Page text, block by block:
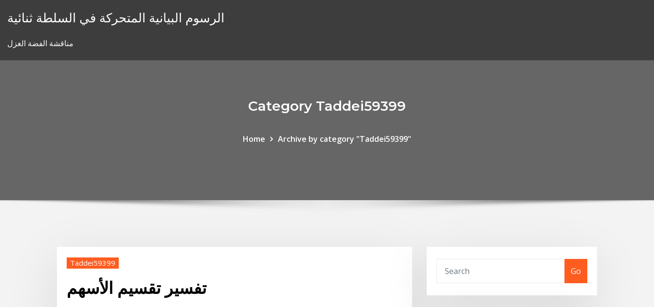
الرسوم البيانية المتحركة في السلطة ثنائية
مناقشة الفضة الغزل
Category Taddei59399
Home Archive by category "Taddei59399"
Taddei59399
تفسير تقسيم الأسهم
Go